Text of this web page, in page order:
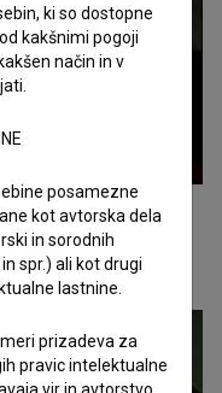
ki so dostopne
kakšnimi pogoji
način in v
posamezne
kot avtorska dela
in sorodnih
spr.) ali kot drugi
lastnine.
prizadeva za
pravic intelektualne